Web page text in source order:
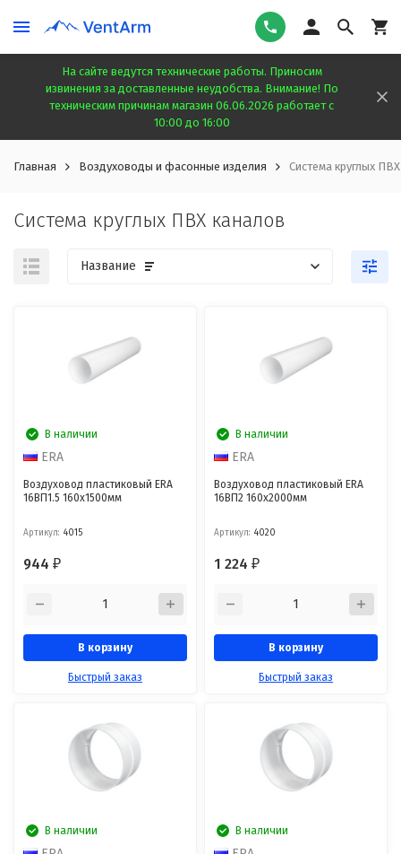
На сайте ведутся технические работы. Приносим
извинения за доставленные неудобства. Внимание! По
техническим причинам магазин 06.06.2026 работает с
10:00 до 16:00
Главная Воздуховоды и фасонные изделия Система круглых
Система круглых ПВХ каналов
Название
В наличии
ERA
Воздуховод пластиковый ERA
16ВП1.5 160x1500мм
Артикул: 4015
944₽
В корзину
Быстрый заказ
В наличии
ERA
Воздуховод пластиковый ERA
16ВП2 160x2000мм
Артикул: 4020
1 224₽
В корзину
Быстрый заказ
В наличии В наличии